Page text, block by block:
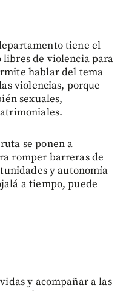
tiene el
de violencia para
hablar del tema
violencias, porque
sexuales,
se ponen a
romper barreras de
y autonomía
a tiempo, puede
y acompañar a las